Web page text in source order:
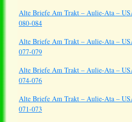
Alte Briefe Am Trakt – Aulie-Ata –
080-084
Alte Briefe Am Trakt – Aulie-Ata –
077-079
Alte Briefe Am Trakt – Aulie-Ata –
074-076
Alte Briefe Am Trakt – Aulie-Ata –
071-073